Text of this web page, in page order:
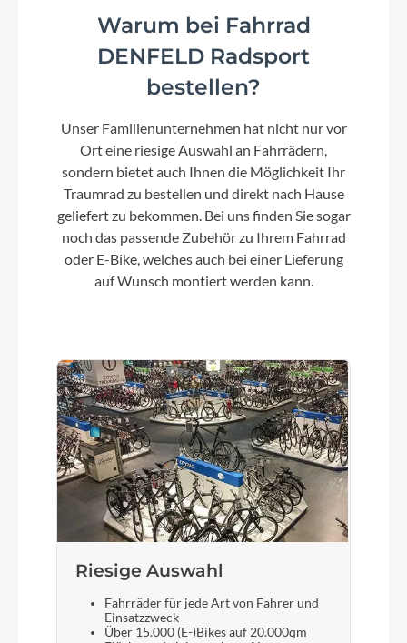
31.8mm
Farbe
Dämpfer
FOX FLOAT DPS, Perf-Series Remote up, Evol LV,
210x50 (Std/Std)
Kette
Vorderrad Nabe
Lapierre by Fastace DF813 , BOOST 15x110, 32H
Schalthebel
Sram SX Eagle 12spd
Bremshebel
Steuersatz
Warum bei Fahrrad
DENFELD Radsport
bestellen?
Unser Familienunternehmen hat nicht nur vor
Ort eine riesige Auswahl an Fahrrädern,
sondern bietet auch Ihnen die Möglichkeit Ihr
Traumrad zu bestellen und direkt nach Hause
geliefert zu bekommen. Bei uns finden Sie sogar
noch das passende Zubehör zu Ihrem Fahrrad
oder E-Bike, welches auch bei einer Lieferung
auf Wunsch montiert werden kann.
Riesige Auswahl
Fahrräder für jede Art von Fahrer und
Einsatzzweck
Über 15.000 (E-)Bikes auf 20.000qm